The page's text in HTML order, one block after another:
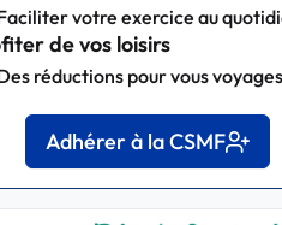
votre exercice au
de vos loisirs
réductions pour vous
Adhérer à la CSMF